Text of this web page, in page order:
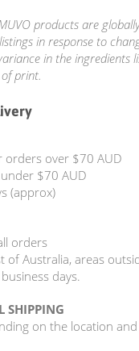
products are
in response to
in the ingredients
print.
orders over $70 AUD
$70 AUD
(approx)
orders
of Australia, areas
days.
SHIPPING
on the location